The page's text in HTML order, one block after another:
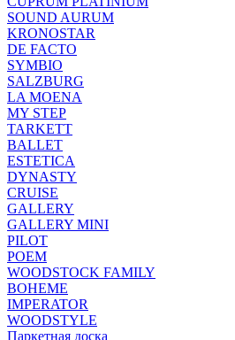
SOUND AURUM
KRONOSTAR
DE FACTO
SYMBIO
SALZBURG
LA MOENA
MY STEP
TARKETT
BALLET
ESTETICA
DYNASTY
CRUISE
GALLERY
GALLERY MINI
PILOT
POEM
WOODSTOCK FAMILY
BOHEME
IMPERATOR
WOODSTYLE
Паркетная доска